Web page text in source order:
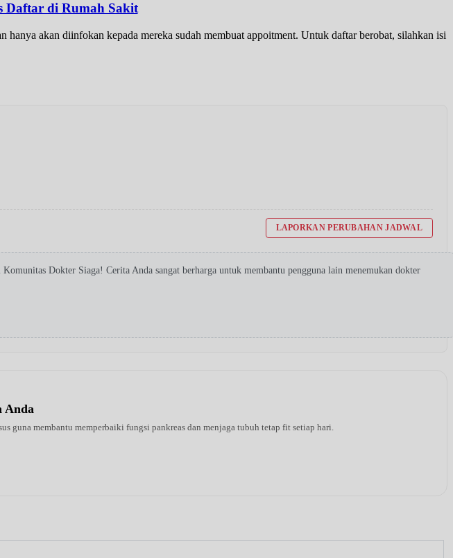
Daftar di Rumah Sakit
akan diinfokan kepada mereka sudah membuat appoitment. Untuk daftar berobat, silahkan isi
LAPORKAN PERUBAHAN JADWAL
Dokter Siaga! Cerita Anda sangat berharga untuk membantu pengguna lain menemukan dokter
Anda
membantu memperbaiki fungsi pankreas dan menjaga tubuh tetap fit setiap hari.